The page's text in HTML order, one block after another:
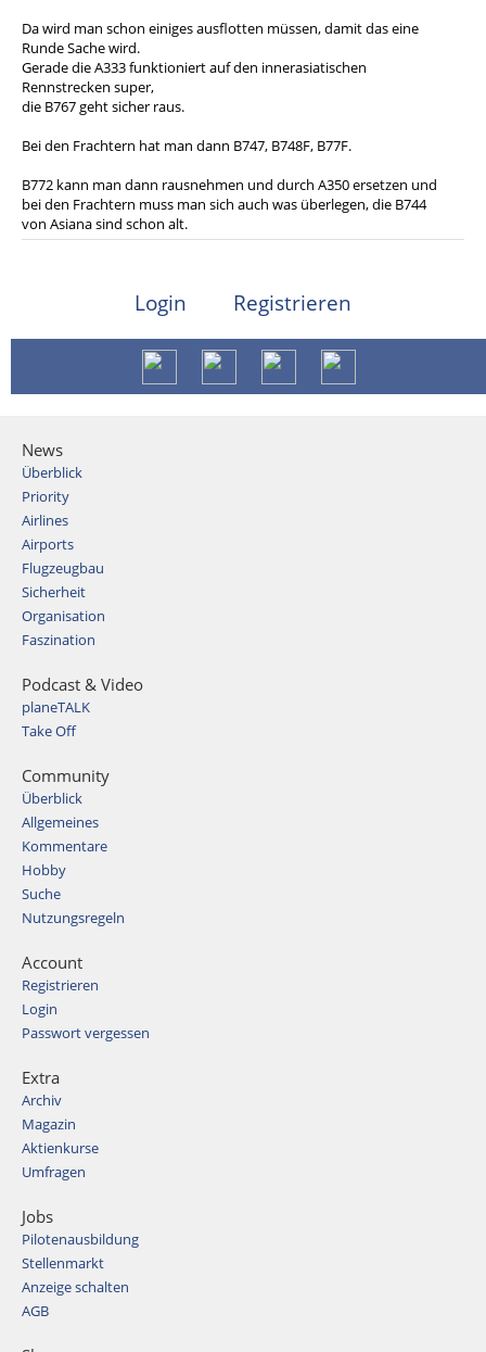
Da wird man schon einiges ausflotten müssen, damit das eine
Runde Sache wird.
Gerade die A333 funktioniert auf den innerasiatischen
Rennstrecken super,
die B767 geht sicher raus.
Bei den Frachtern hat man dann B747, B748F, B77F.
B772 kann man dann rausnehmen und durch A350 ersetzen und
bei den Frachtern muss man sich auch was überlegen, die B744
von Asiana sind schon alt.
Login Registrieren
News
Überblick
Priority
Airlines
Airports
Flugzeugbau
Sicherheit
Organisation
Faszination
Podcast & Video
planeTALK
Take Off
Community
Überblick
Allgemeines
Kommentare
Hobby
Suche
Nutzungsregeln
Account
Registrieren
Login
Passwort vergessen
Extra
Archiv
Magazin
Aktienkurse
Umfragen
Jobs
Pilotenausbildung
Stellenmarkt
Anzeige schalten
AGB